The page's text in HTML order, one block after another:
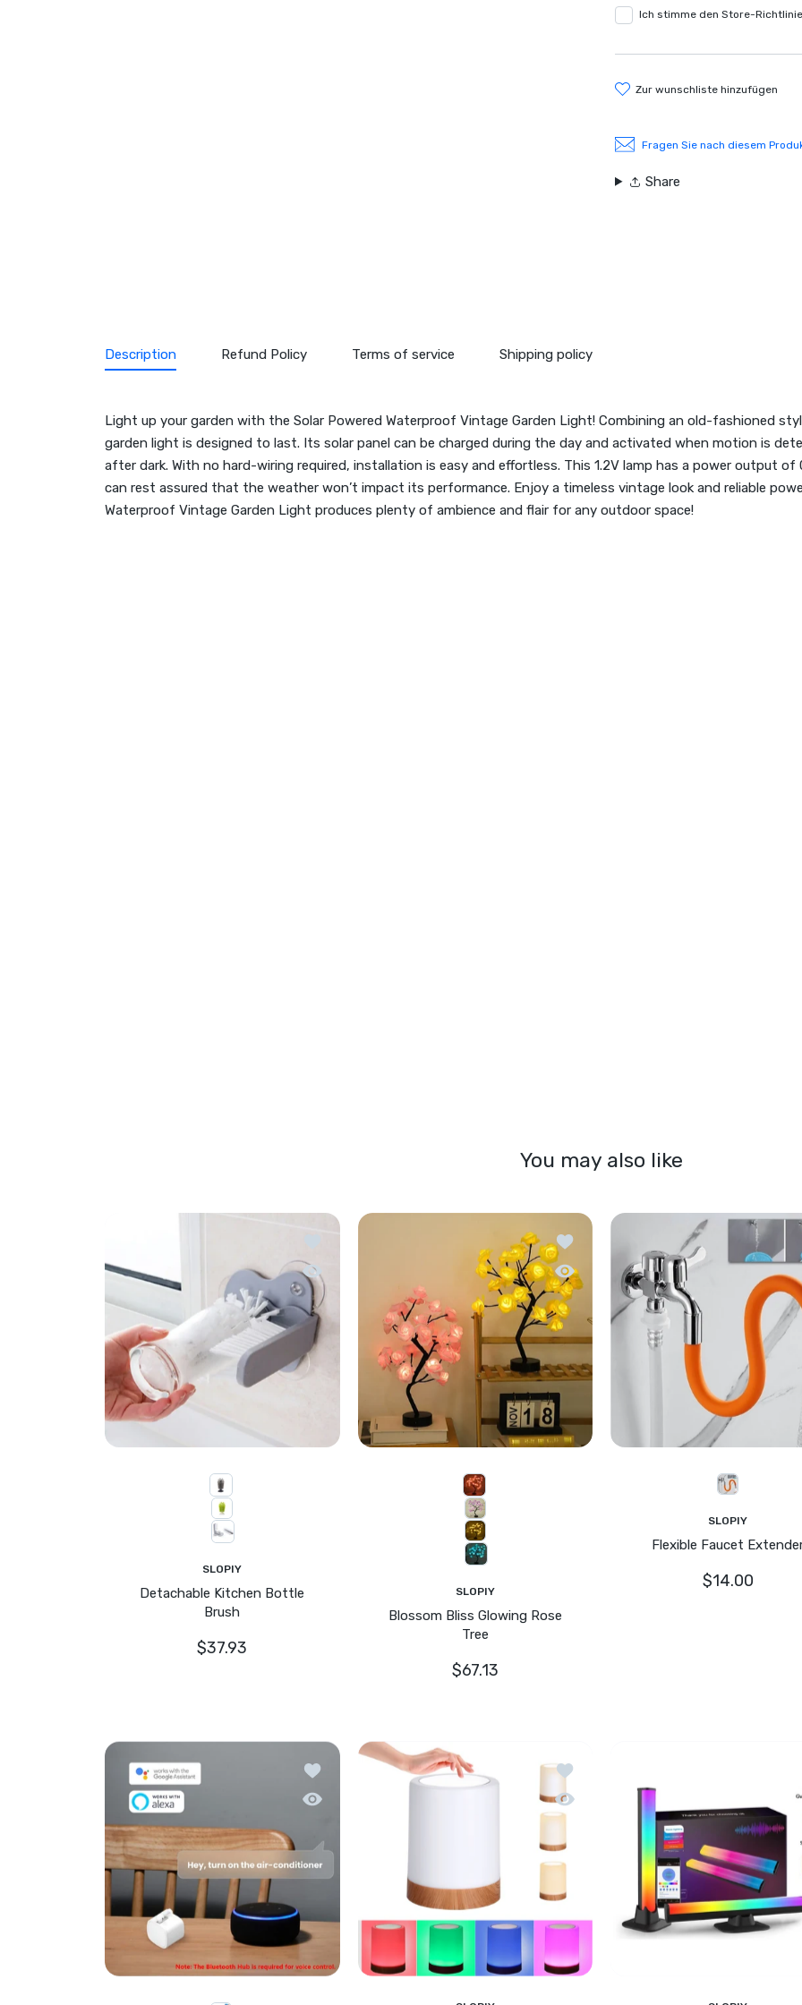
Ich stimme den Store-
zur wunschliste hinzufügen
Fragen Sie nach diesem
Share
Description Refund Policy Terms of service Shipping policy
Light up your garden with the Solar Powered Waterproof Vintage Garden Light! Combining an old-fashioned
garden light is designed to last. Its solar panel can be charged during the day and activated when motion is
after dark. With no hard-wiring required, installation is easy and effortless. This 1.2V lamp has a power output
can rest assured that the weather won’t impact its performance. Enjoy a timeless vintage look and reliable
Waterproof Vintage Garden Light produces plenty of ambience and flair for any outdoor space!
You may also like
Zur Wunschliste hinzufügen Detachable Kitchen Bottle Brush
Schnellansicht Detachable Kitchen Bottle Brush
SLOPIY
Detachable Kitchen Bottle
Brush
$37.93
PRODUKT ANZEIGEN
Zur Wunschliste hinzufügen Blossom
Schnellansicht Blossom Bliss Glowing
SLOPIY
Blossom Bliss Glowing Rose
Tree
$67.13
SLOPIY
Flexible Faucet
$14.00
Zur Wunschliste hinzufügen Smart Switch Button Pusher
Schnellansicht Smart Switch Button Pusher
Zur Wunschliste hinzufügen Touching
Schnellansicht Touching Control